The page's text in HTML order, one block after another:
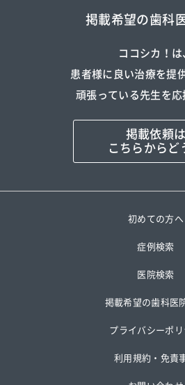
掲載希望の歯科
ココシカ！は
患者様に良い治療を提
頑張っている先生を応
掲載依頼は
こちらからど
初めての方へ
症例検索
医院検索
掲載希望の歯科医
プライバシーポリ
利用規約・免責